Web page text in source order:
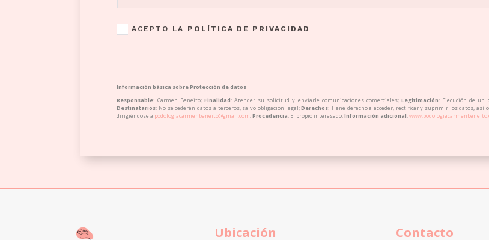
ACEPTO LA POLÍTICA DE PRIVACIDAD
Información básica sobre Protección de datos
Responsable: Carmen Beneito; Finalidad: Atender su solicitud y enviarle comunicaciones comerciales;Legitimación: Ejecución de un
Destinatarios: No se cederán datos a terceros, salvo obligación legal;Derechos: Tiene derecho a acceder, rectificar y suprimir los datos,
dirigiéndose a podologiacarmenbeneito@gmail.com;Procedencia: El propio interesado;Información adicional:
Ubicación Contacto